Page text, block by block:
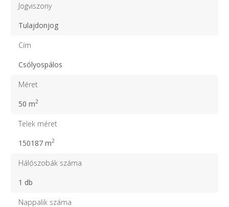
Jogviszony
Tulajdonjog
Cím
Csólyospálos
Méret
50 m2
Telek méret
150187 m2
Hálószobák száma
1 db
Nappalik száma